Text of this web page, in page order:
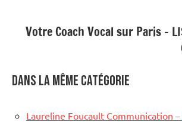
Votre Coach Vocal sur Paris –
Dans la même catégorie
Laureline Foucault Communication –